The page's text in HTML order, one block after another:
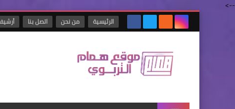
-->
الرئيسية من نحن اتصل بنا